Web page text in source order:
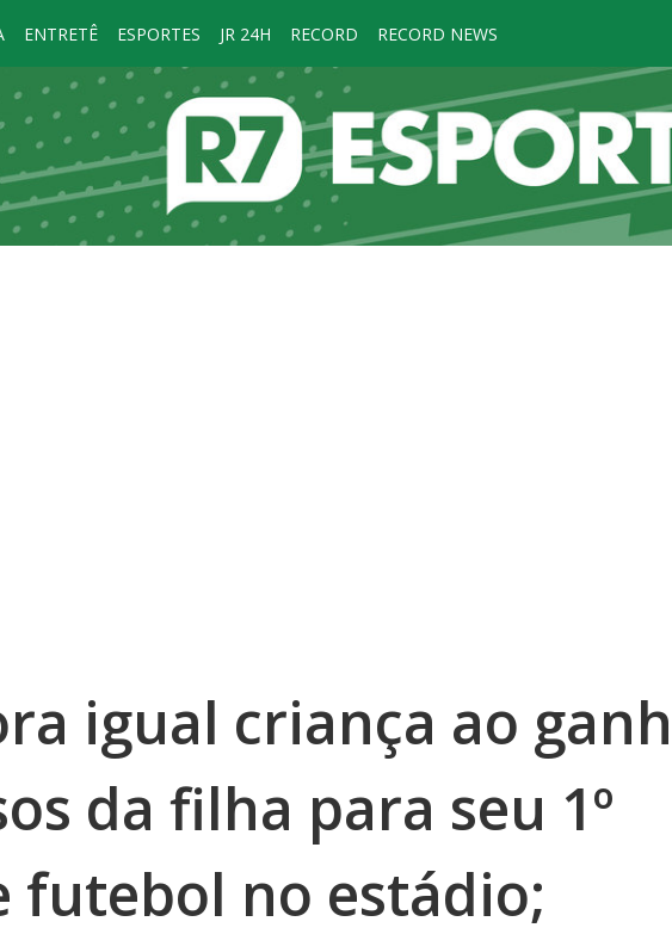
ENTRETÊ ESPORTES JR 24H RECORD RECORD NEWS
igual criança ao
da filha para seu 1º
futebol no estádio;